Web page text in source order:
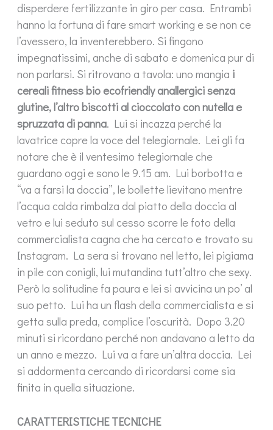
disperdere fertilizzante in giro per casa. Entrambi
hanno la fortuna di fare smart working e se non ce
l’avessero, la inventerebbero. Si fingono
impegnatissimi, anche di sabato e domenica pur di
non parlarsi. Si ritrovano a tavola: uno mangia i
cereali fitness bio ecofriendly anallergici senza
glutine, l’altro biscotti al cioccolato con nutella e
spruzzata di panna. Lui si incazza perché la
lavatrice copre la voce del telegiornale. Lei gli fa
notare che è il ventesimo telegiornale che
guardano oggi e sono le 9.15 am. Lui borbotta e
“va a farsi la doccia”, le bollette lievitano mentre
l’acqua calda rimbalza dal piatto della doccia al
vetro e lui seduto sul cesso scorre le foto della
commercialista cagna che ha cercato e trovato su
Instagram. La sera si trovano nel letto, lei pigiama
in pile con conigli, lui mutandina tutt’altro che sexy.
Però la solitudine fa paura e lei si avvicina un po’ al
suo petto. Lui ha un flash della commercialista e si
getta sulla preda, complice l’oscurità. Dopo 3.20
minuti si ricordano perché non andavano a letto da
un anno e mezzo. Lui va a fare un’altra doccia. Lei
si addormenta cercando di ricordarsi come sia
finita in quella situazione.
CARATTERISTICHE TECNICHE